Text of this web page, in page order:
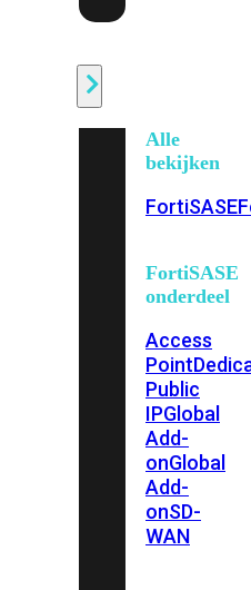
Alle
bekijken
FortiSASE
FortiSASE
onderdeel
Access
Point
Public
IPGlobal
Add-
onGlobal
Add-
onSD-
WAN